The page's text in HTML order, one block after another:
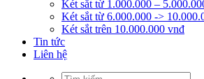
Két sắt từ 1.000.000 –
Két sắt từ 6.000.000 ->
Két sắt trên 10.000.000 vnđ
Tin tức
Liên hệ